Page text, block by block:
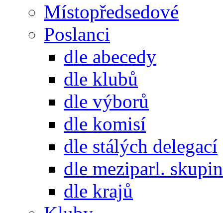
Místopředsedové
Poslanci
dle abecedy
dle klubů
dle výborů
dle komisí
dle stálých delegací
dle meziparl. skupin
dle krajů